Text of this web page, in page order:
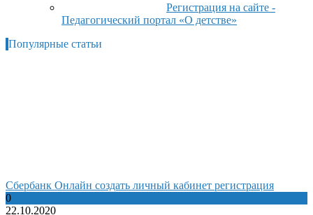
Регистрация на сайте -
Педагогический портал «О детстве»
Популярные статьи
Сбербанк Онлайн создать личный кабинет регистрация
0
22.10.2020